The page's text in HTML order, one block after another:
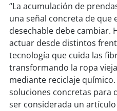
“La acumulación de
una señal concreta de que
desechable debe cambiar.
actuar desde distintos
tecnología que cuida las
transformando la ropa
mediante reciclaje
soluciones concretas para
ser considerada un